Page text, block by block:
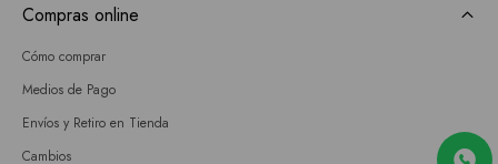
Compras online
Cómo comprar
Medios de Pago
Envíos y Retiro en Tienda
Cambios